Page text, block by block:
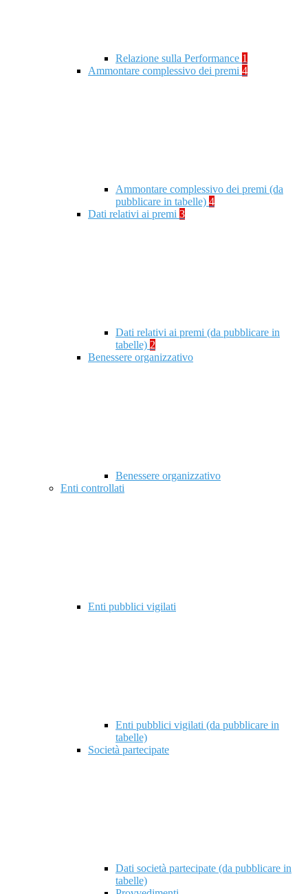
Relazione sulla Performance 1
Ammontare complessivo dei premi 4
Ammontare complessivo dei premi (da
pubblicare in tabelle) 4
Dati relativi ai premi 3
Dati relativi ai premi (da pubblicare in
tabelle) 2
Benessere organizzativo
Benessere organizzativo
Enti controllati
Enti pubblici vigilati
Enti pubblici vigilati (da pubblicare in
tabelle)
Società partecipate
Dati società partecipate (da pubblicare in
tabelle)